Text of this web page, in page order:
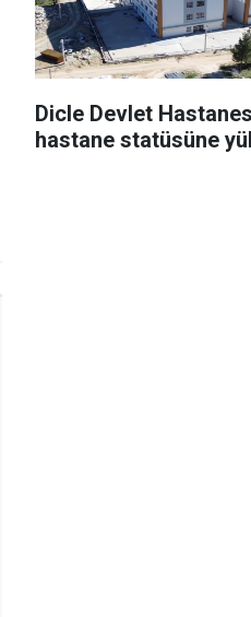
Dicle Devlet
hastane statüsüne